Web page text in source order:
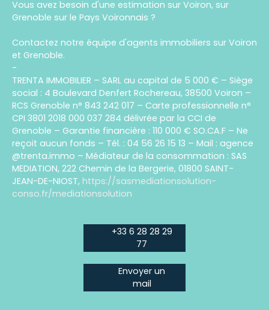
Vous avez besoin d'une estimation sur Voiron, sur
Grenoble sur le Pays Voironnais ?
Contactez notre équipe d'agents immobiliers sur Voiron
et Grenoble.
-
TRENTA IMMOBILIER – SARL au capital de 5 000 € – Siège
social : 4 Boulevard Denfert Rochereau, 38500 Voiron –
RCS Grenoble n° 843 242 017 – Carte professionnelle n°
CPI 3801 2018 000 037 284 délivrée par la CCI de
Grenoble – Garantie financière : 110 000 € SO.CA.F – Ne
reçoit aucun fonds – Tél. : 04 56 26 15 13 – Mail : agence
@trenta.immo – Médiateur de la consommation : SAS
MEDIATION, 222 Chemin de la Bergerie, 01800 SAINT-
JEAN-DE-NIOST, https://sasmediationsolution-
conso.fr/mediationsolution
+33 6 28 28 29
77
Envoyer un
mail